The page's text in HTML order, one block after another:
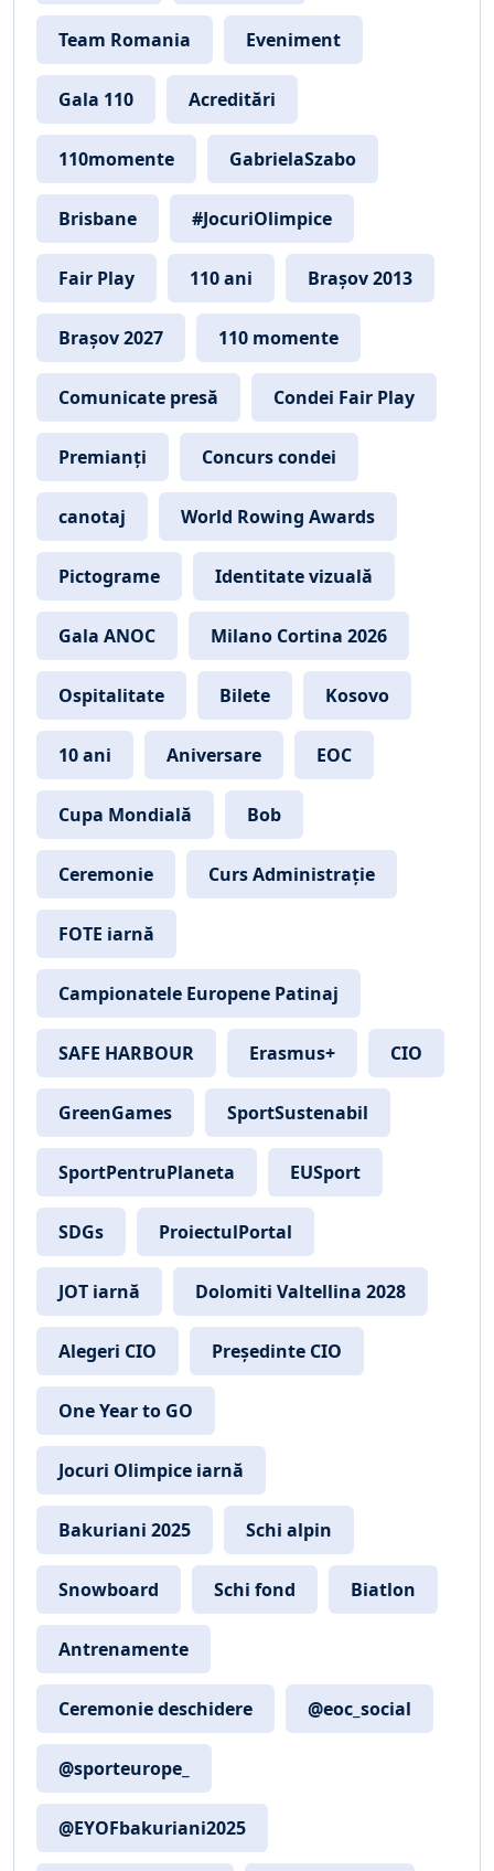
Team Romania Eveniment
Gala 110 Acreditări
110momente GabrielaSzabo
Brisbane #JocuriOlimpice
Fair Play 110 ani Brașov 2013
Brașov 2027 110 momente
Comunicate presă Condei Fair Play
Premianți Concurs condei
canotaj World Rowing Awards
Pictograme Identitate vizuală
Gala ANOC Milano Cortina 2026
Ospitalitate Bilete Kosovo
10 ani Aniversare EOC
Cupa Mondială Bob
Ceremonie Curs Administrație
FOTE iarnă
Campionatele Europene Patinaj
SAFE HARBOUR Erasmus+ CIO
GreenGames SportSustenabil
SportPentruPlaneta EUSport
SDGs ProiectulPortal
JOT iarnă Dolomiti Valtellina 2028
Alegeri CIO Președinte CIO
One Year to GO
Jocuri Olimpice iarnă
Bakuriani 2025 Schi alpin
Snowboard Schi fond Biatlon
Antrenamente
Ceremonie deschidere @eoc_social
@sporteurope_
@EYOFbakuriani2025